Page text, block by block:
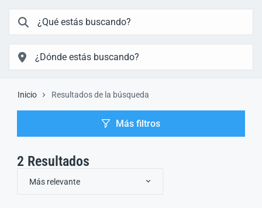
Inicio Resultados de la búsqueda
Más filtros
2 Resultados
Más relevante